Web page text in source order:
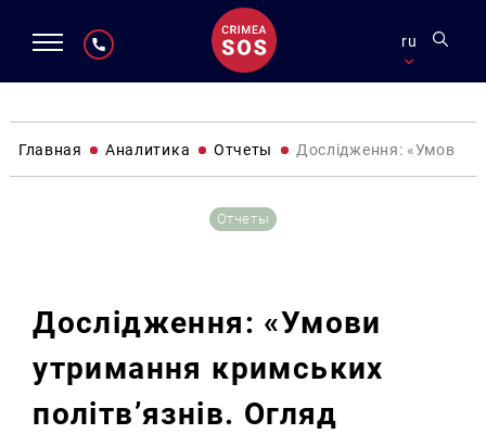
ru
Главная Аналитика Отчеты Дослідження: «Умови
Отчеты
Дослідження: «Умови
утримання кримських
політв’язнів. Огляд